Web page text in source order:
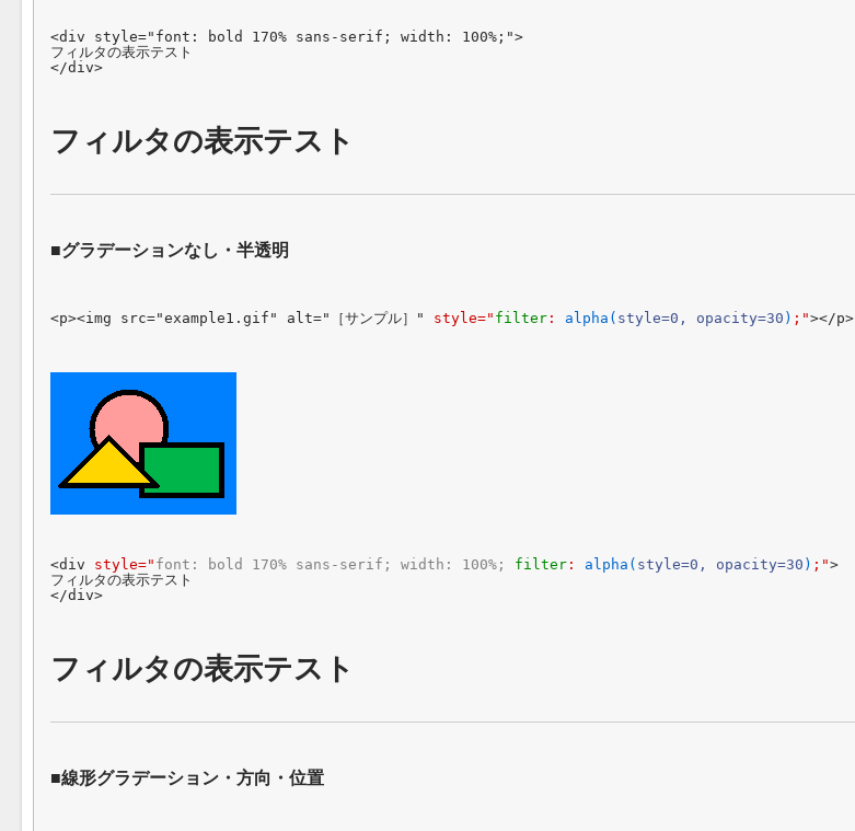
<div style="font: bold 170% sans-serif; width: 100%;">
フィルタの表示テスト
</div>
フィルタの表示テスト
グラデーションなし・半透明
<p><img src="example1.gif" alt="［サンプル］" style=" filter : alpha( style=0, opacity=30 ) ;"></p>
<div style=" font: bold 170% sans-serif; width: 100%; filter : alpha( style=0, opacity=30 ) ;">
フィルタの表示テスト
</div>
フィルタの表示テスト
線形グラデーション・方向・位置